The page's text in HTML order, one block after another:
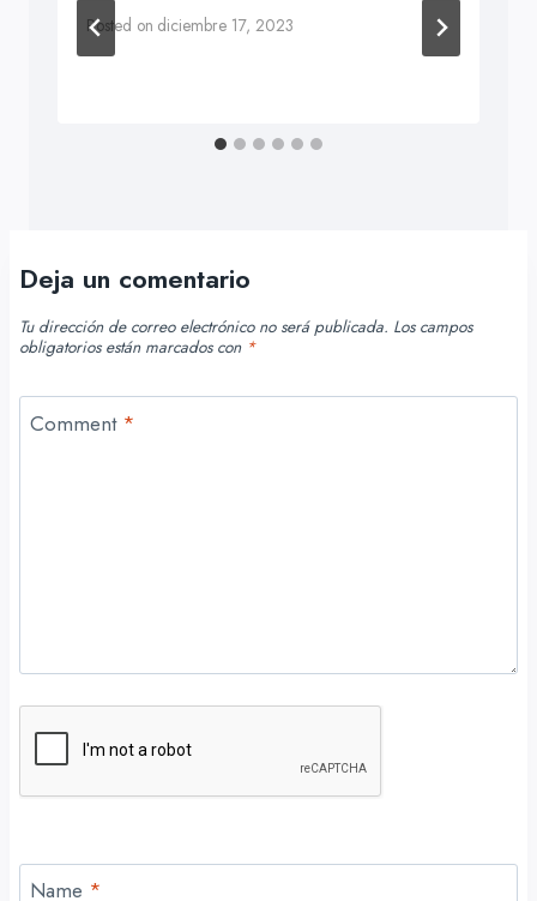
Posted on diciembre 17, 2023
Deja un comentario
Tu dirección de correo electrónico no será publicada. Los campos
obligatorios están marcados con *
Comment *
Name *